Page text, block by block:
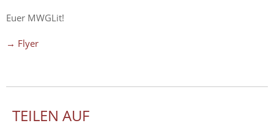
Euer MWGLit!
→ Flyer
TEILEN AUF